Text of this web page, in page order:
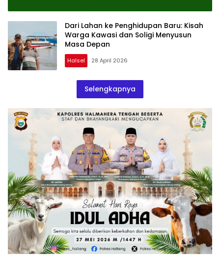
Dari Lahan ke Penghidupan Baru: Kisah
Warga Kawasi dan Soligi Menyusun
Masa Depan
Halsel 28 April 2026
Selengkapnya